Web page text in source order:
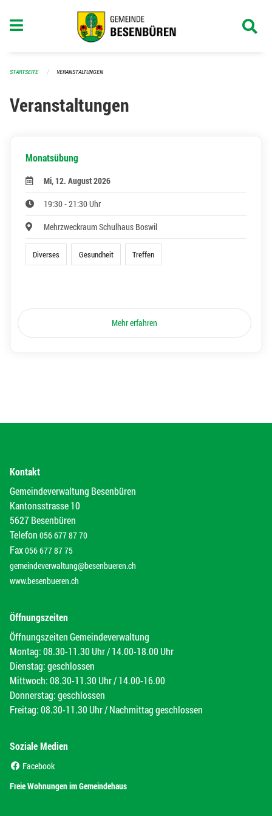
STARTSEITE VERANSTALTUNGEN
Veranstaltungen
Monatsübung
Mi, 12. August 2026
19:30 - 21:30 Uhr
Mehrzweckraum Schulhaus Boswil
Diverses Gesundheit Treffen
Mehr erfahren
Kontakt
Gemeindeverwaltung Besenbüren
Kantonsstrasse 10
5627 Besenbüren
Telefon 056 677 87 70
Fax056 677 87 75
gemeindeverwaltung@besenbueren.ch
www.besenbueren.ch
Öffnungszeiten
Öffnungszeiten Gemeindeverwaltung
Montag: 08.30-11.30 Uhr / 14.00-18.00 Uhr
Dienstag: geschlossen
Mittwoch: 08.30-11.30 Uhr / 14.00-16.00
Donnerstag: geschlossen
Freitag: 08.30-11.30 Uhr / Nachmittag geschlossen
Soziale Medien
Facebook
Freie Wohnungen im Gemeindehaus